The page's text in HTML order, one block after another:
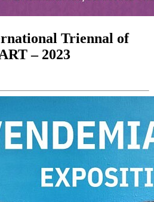
Triennal of
– 2023